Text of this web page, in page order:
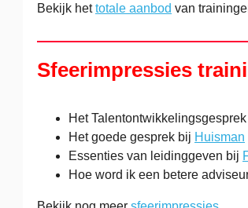
Bekijk hettotale aanbod van
Sfeerimpressies
Het
Het goede gesprek bij Huisman
Essenties van leidinggeven bij
Hoe word ik een betere